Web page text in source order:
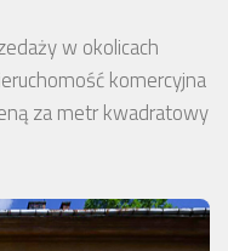
w okolicach
komercyjna
za metr kwadratowy